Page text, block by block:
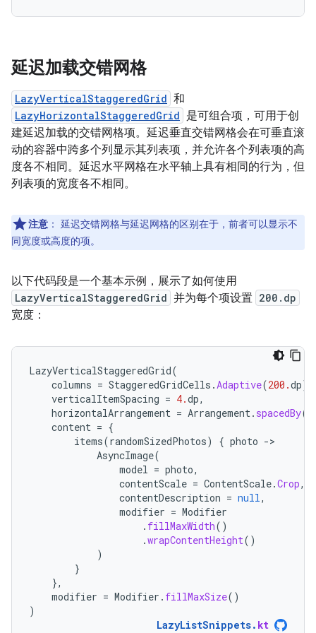
延迟加载交错网格
LazyVerticalStaggeredGrid 和
LazyHorizontalStaggeredGrid 是可组合项，可用于创
建延迟加载的交错网格项。延迟垂直交错网格会在可垂直滚
动的容器中跨多个列显示其列表项，并允许各个列表项的高
度各不相同。延迟水平网格在水平轴上具有相同的行为，但
列表项的宽度各不相同。
注意 ： 延迟交错网格与延迟网格的区别在于，前者可以显示不
同宽度或高度的项。
以下代码段是一个基本示例，展示了如何使用
LazyVerticalStaggeredGrid 并为每个项设置 200.dp
宽度：
LazyVerticalStaggeredGrid(
columns = StaggeredGridCells .Adaptive(200.dp),
verticalItemSpacing = 4.dp,
horizontalArrangement = Arrangement. spacedBy(
content = {
items(randomSizedPhotos) { photo -
AsyncImage(
model = photo,
contentScale = ContentScale.Crop,
contentDescription = null,
modifier = Modifier
. fillMaxWidth()
.wrapContentHeight()
)
}
},
modifier = Modifier . fillMaxSize()
)
LazyListSnippets. kt